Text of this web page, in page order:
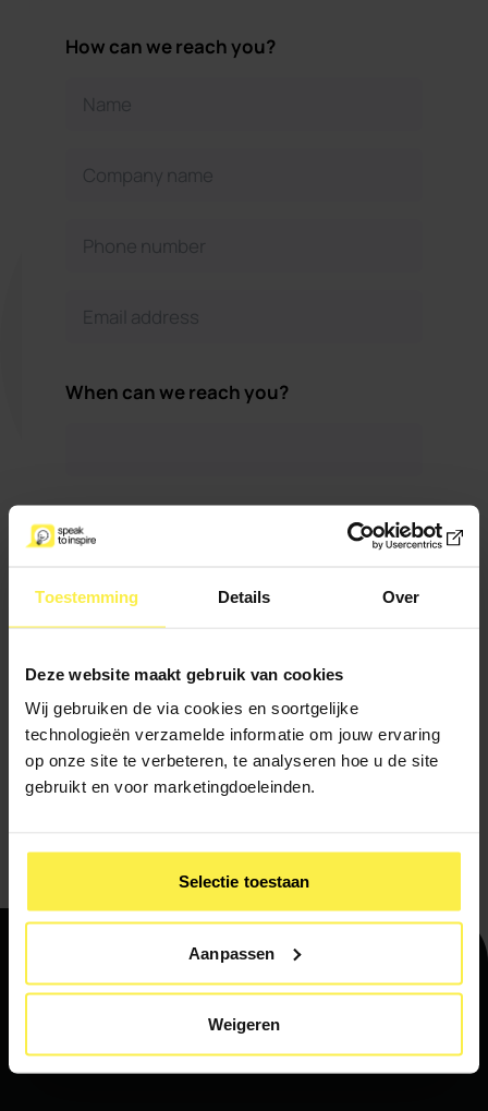
Toestemming Details Over
Deze website maakt gebruik van cookies
Wij gebruiken de via cookies en soortgelijke
technologieën verzamelde informatie om jouw ervaring
op onze site te verbeteren, te analyseren hoe u de site
gebruikt en voor marketingdoeleinden.
Selectie toestaan
Aanpassen
Weigeren
How can we reach you?
When can we reach you?
Do you have anything
else to add?
Maximum 500
characters
I sign up for the newsletter